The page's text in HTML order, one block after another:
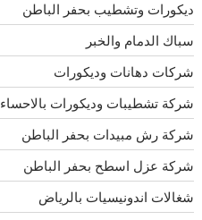
ديكورات وتشطيب بحفر الباطن
سباك الدمام والخبر
شركات دهانات وديكورات
شركة تشطيبات وديكورات بالاحساء
شركة رش مبيدات بحفر الباطن
شركة عزل اسطح بحفر الباطن
شغالات اندونيسيات بالرياض